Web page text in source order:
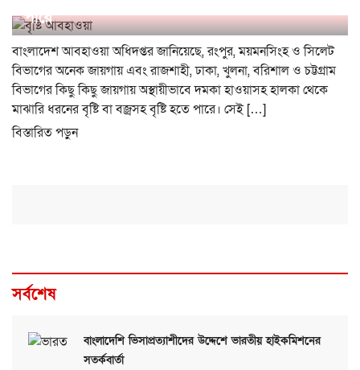
পারে
বাংলাদেশ আবহাওয়া অধিদপ্তর জানিয়েছে, রংপুর, ময়মনসিংহ ও সিলেট
বিভাগের অনেক জায়গায় এবং রাজশাহী, ঢাকা, খুলনা, বরিশাল ও চট্টগ্রাম
বিভাগের কিছু কিছু জায়গায় অস্থায়ীভাবে দমকা হাওয়াসহ হালকা থেকে
মাঝারি ধরনের বৃষ্টি বা বজ্রসহ বৃষ্টি হতে পারে। সেই […]
বিস্তারিত পড়ুন
সর্বশেষ
বাংলাদেশি ভিসাপ্রত্যাশীদের উদ্দেশে ভারতীয় হাইকমিশনের
সতর্কবার্তা